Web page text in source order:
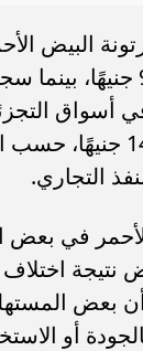
البيض
المزارع بين 85 و90 جنيهًا،
أسواق
يتراوح بين 105 و140
التجاري.
في بعض
نتيجة
بعض
أو